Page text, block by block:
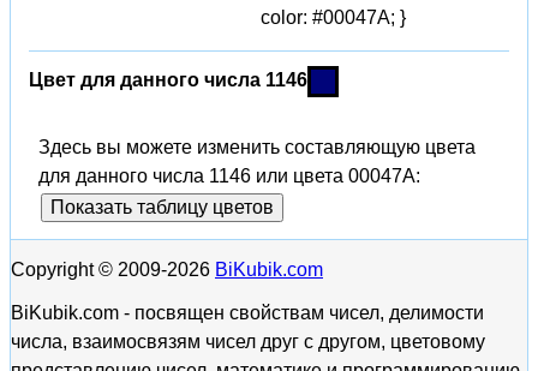
color: #00047A; }
Цвет для данного числа 1146
Здесь вы можете изменить составляющую цвета
для данного числа 1146 или цвета 00047A:
Показать таблицу цветов
Copyright © 2009-2026 BiKubik.com
BiKubik.com - посвящен свойствам чисел, делимости
числа, взаимосвязям чисел друг с другом, цветовому